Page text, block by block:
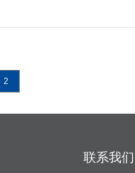
2
联系我们